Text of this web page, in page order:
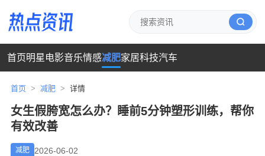
首页明星 电影音乐情感减肥家居科技汽车
首页 > 减肥 > 详情
女生假胯宽怎么办？睡前5分钟塑形训练，帮你
有效改善
减肥 2026-06-02